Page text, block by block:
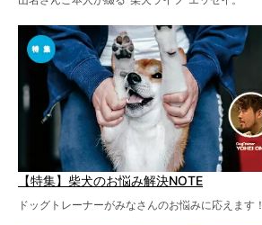
【特集】柴犬のお悩み解決NOTE
ドッグトレーナーがみなさんのお悩みに応えます！